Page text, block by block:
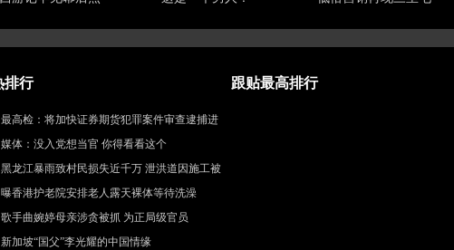
排行 跟贴最高排行
最高检：将加快证券期货犯罪案件审查逮捕进
媒体：没入党想当官 你得看看这个
黑龙江暴雨致村民损失近千万 泄洪道因施工被
曝香港护老院安排老人露天裸体等待洗澡
歌手曲婉婷母亲涉贪被抓 为正局级官员
新加坡“国父”李光耀的中国情缘